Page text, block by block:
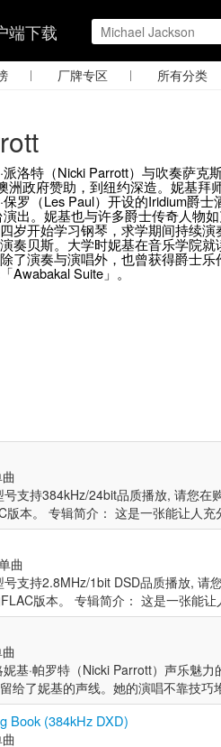
端下载
| 厂牌专区 | 所有分类
派洛特（Nicki Parrott）与吹奏萨
洲政府赞助，到纽约深造。妮基拜
保罗（Les Paul）开设的Iridium爵
出。妮基也与许多爵士传奇人物
岁开始学习钢琴，求学期间持续
奏贝斯。大学时妮基在音乐学院
了演奏与演唱外，也曾获得爵士
Awabakal Suite」。
支持384kHz/24bit品质播放, 请您在
本。 专辑简介： 这是一张能让人充
钢琴与贝斯两件乐器为底色，编曲
弛、自然的呼吸感去处理每一首标准
始终托着她的声音走，不抢戏，也不
，听她唱完一整晚的情歌，浪漫而不
·保罗（Les Paul）合作，成为莱斯·
勒、汤米·艾曼纽等不同风格的吉他
顿等音乐家有过合作。经历过这些大
。 艺术家简介： 妮基·帕罗特（Nicki
，后兼学长笛，十五岁改攻低音提琴
大利亚爵士音乐家合作，包括钢琴家
博比·休（Bobby Shew）和查克·芬
曲
支持2.8MHz/1bit DSD品质播放, 请
版本。 专辑简介： 这是一张能让
钢琴与贝斯两件乐器为底色，编曲
弛、自然的呼吸感去处理每一首标准
始终托着她的声音走，不抢戏，也不
，听她唱完一整晚的情歌，浪漫而
·保罗（Les Paul）合作，成为莱斯·
勒、汤米·艾曼纽等不同风格的吉他
顿等音乐家有过合作。经历过这些大
基·帕罗特（Nicki Parrott）声乐魅
给了妮基的声线。她的演唱不靠技巧
起伏和歌词的停顿都掌握得恰到好处
贝斯两件乐器铺底，仿佛坐在小型爵
，妮基开始在纽约铱星爵士俱乐部
Book (384kHz DXD)